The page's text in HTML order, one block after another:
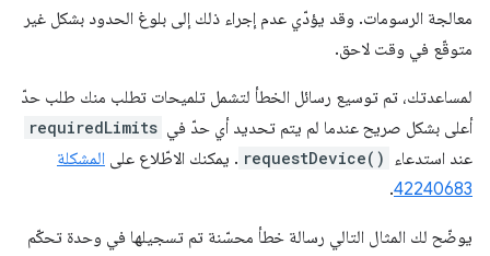
معالجة الرسومات. وقد يؤدّي عدم إجراء ذلك إلى بلوغ الحدود بشكل غير
متوقّع في وقت لاحق.
لمساعدتك، تم توسيع رسائل الخطأ لتشمل تلميحات تطلب منك طلب حدّ
أعلى بشكل صريح عندما لم يتم تحديد أي حدّ في requiredLimits
عند استدعاء requestDevice() . يمكنك الاطّلاع على المشكلة
42240683
.
يوضّح لك المثال التالي رسالة خطأ محسّنة تم تسجيلها في وحدة تحكّم